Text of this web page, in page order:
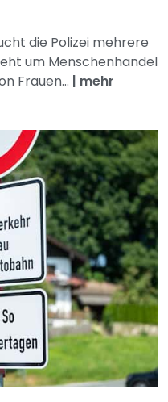
die Polizei mehrere
um Menschenhandel
Frauen... | mehr